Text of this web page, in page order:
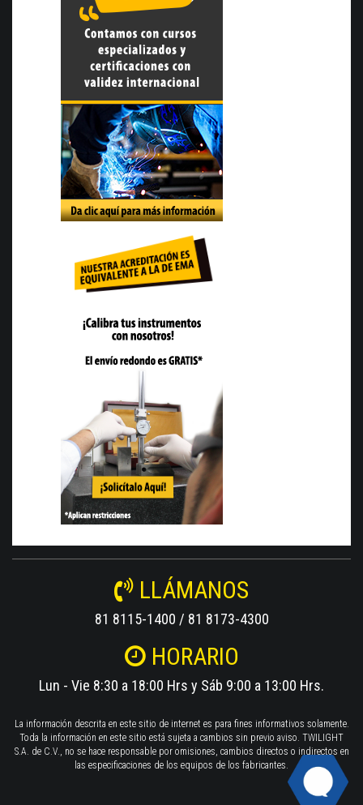
LLÁMANOS
81 8115-1400 / 81 8173-4300
HORARIO
Lun - Vie 8:30 a 18:00 Hrs y Sáb 9:00 a 13:00 Hrs.
La información descrita en este sitio de internet es para fines informativos solamente.
Toda la información en este sitio está sujeta a cambios sin previo aviso. TWILIGHT
S.A. de C.V., no se hace responsable por omisiones, cambios directos o indirectos en
las especificaciones de los equipos de los fabricantes.